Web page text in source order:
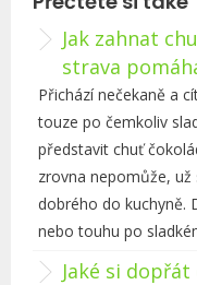
Jak zahnat
strava
Přichází nečekaně a
touze po čemkoliv
představit chuť
zrovna nepomůže,
dobrého do
nebo touhu po
Jaké si